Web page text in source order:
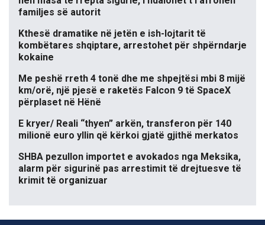
familjes së autorit
Kthesë dramatike në jetën e ish-lojtarit të
kombëtares shqiptare, arrestohet për shpërndarje
kokaine
Me peshë rreth 4 tonë dhe me shpejtësi mbi 8 mijë
km/orë, një pjesë e raketës Falcon 9 të SpaceX
përplaset në Hënë
E kryer/ Reali “thyen” arkën, transferon për 140
milionë euro yllin që kërkoi gjatë gjithë merkatos
SHBA pezullon importet e avokados nga Meksika,
alarm për sigurinë pas arrestimit të drejtuesve të
krimit të organizuar